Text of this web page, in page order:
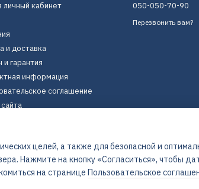
личный кабинет
и доставка
гарантия
информация
соглашение
050-050-70-90
Перезвонить вам?
целей, а также для безопасной и
Нажмите на кнопку «Согласиться», чтобы
на странице Пользовательское